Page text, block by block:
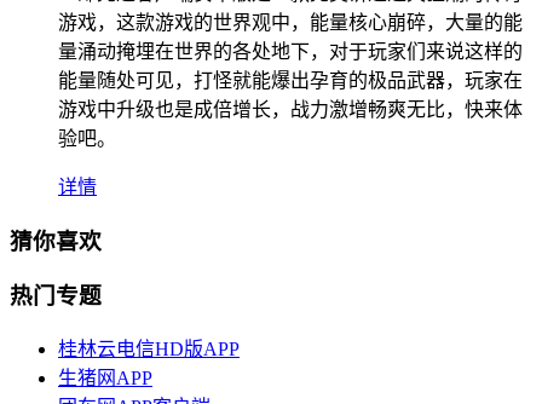
游戏，这款游戏的世界观中，能量核心崩碎，大量的能
量涌动掩埋在世界的各处地下，对于玩家们来说这样的
能量随处可见，打怪就能爆出孕育的极品武器，玩家在
游戏中升级也是成倍增长，战力激增畅爽无比，快来体
验吧。
详情
猜你喜欢
热门专题
桂林云电信HD版APP
生猪网APP